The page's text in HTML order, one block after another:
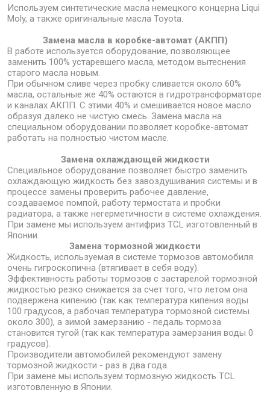
Используем синтетические масла немецкого концерна Liqui
Moly, а также оригинальные масла Toyota.
Замена масла в коробке-автомат (АКПП)
В работе используется оборудование, позволяющее
заменить 100% устаревшего масла, методом вытеснения
старого масла новым.
При обычном сливе через пробку сливается около 60%
масла, остальные же 40% остаются в гидротрансформаторе
и каналах АКПП. С этими 40% и смешивается новое масло
образуя далеко не чистую смесь. Замена масла на
специальном оборудовании позволяет коробке-автомат
работать на полностью чистом масле.
Замена охлаждающей жидкости
Специальное оборудование позволяет быстро заменить
охлаждающую жидкость без завоздушивания системы и в
процессе замены проверить рабочее давление,
создаваемое помпой, работу термостата и пробки
радиатора, а также негерметичности в системе охлаждения.
При замене мы используем антифриз TCL изготовленный в
Японии.
Замена тормозной жидкости
Жидкость, используемая в системе тормозов автомобиля
очень гигроскопична (втягивает в себя воду).
Эффективность работы тормозов с застарелой тормозной
жидкостью резко снижается за счет того, что летом она
подвержена кипению (так как температура кипения воды
100 градусов, а рабочая температура тормозной системы
около 300), а зимой замерзанию - педаль тормоза
становится тугой (так как температура замерзания воды 0
градусов).
Производители автомобилей рекомендуют замену
тормозной жидкости - раз в два года.
При замене мы используем тормозную жидкость TCL
изготовленную в Японии.